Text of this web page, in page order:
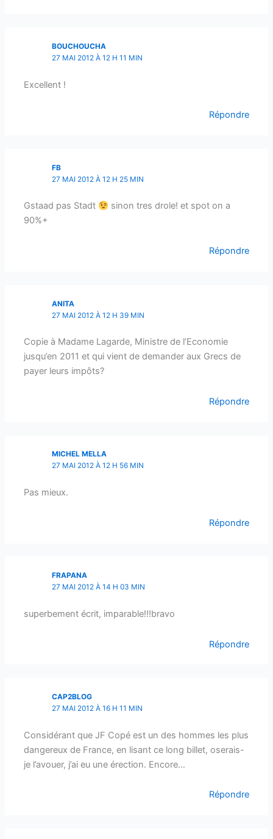
BOUCHOUCHA
27 MAI 2012 À 12 H 11 MIN
Excellent !
Répondre
FB
27 MAI 2012 À 12 H 25 MIN
Gstaad pas Stadt
sinon tres drole! et spot on a
90%+
Répondre
ANITA
27 MAI 2012 À 12 H 39 MIN
Copie à Madame Lagarde, Ministre de l’Economie
jusqu’en 2011 et qui vient de demander aux Grecs de
payer leurs impôts?
Répondre
MICHEL MELLA
27 MAI 2012 À 12 H 56 MIN
Pas mieux.
Répondre
FRAPANA
27 MAI 2012 À 14 H 03 MIN
superbement écrit, imparable!!!bravo
Répondre
CAP2BLOG
27 MAI 2012 À 16 H 11 MIN
Considérant que JF Copé est un des hommes les plus
dangereux de France, en lisant ce long billet, oserais-
je l’avouer, j’ai eu une érection. Encore…
Répondre